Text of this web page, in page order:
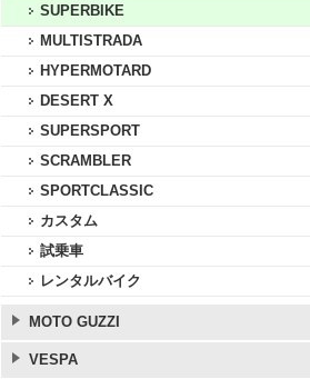
SUPERBIKE
MULTISTRADA
HYPERMOTARD
DESERT X
SUPERSPORT
SCRAMBLER
SPORTCLASSIC
カスタム
試乗車
レンタルバイク
MOTO GUZZI
VESPA